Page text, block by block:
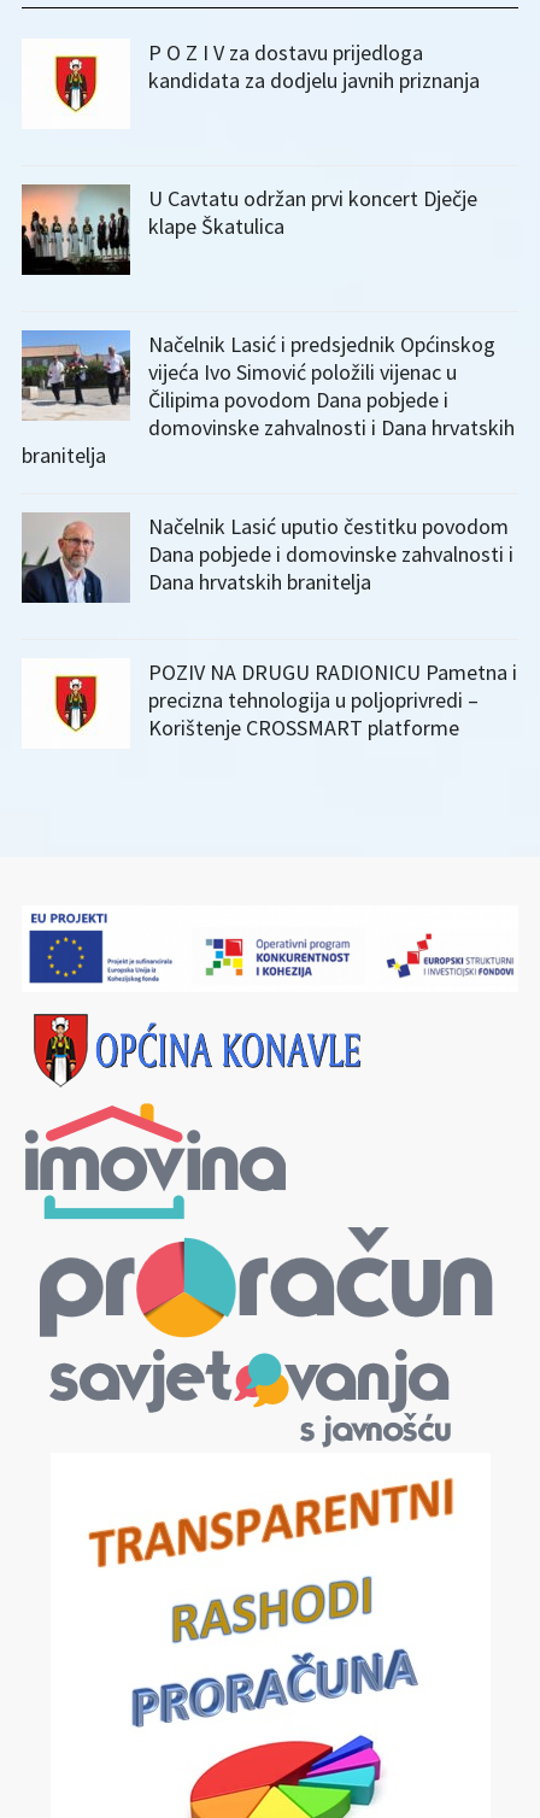
P O Z I V za dostavu prijedloga
kandidata za dodjelu javnih priznanja
U Cavtatu održan prvi koncert Dječje
klape Škatulica
Načelnik Lasić i predsjednik Općinskog
vijeća Ivo Simović položili vijenac u
Čilipima povodom Dana pobjede i
domovinske zahvalnosti i Dana hrvatskih
branitelja
Načelnik Lasić uputio čestitku povodom
Dana pobjede i domovinske zahvalnosti i
Dana hrvatskih branitelja
POZIV NA DRUGU RADIONICU Pametna i
precizna tehnologija u poljoprivredi –
Korištenje CROSSMART platforme